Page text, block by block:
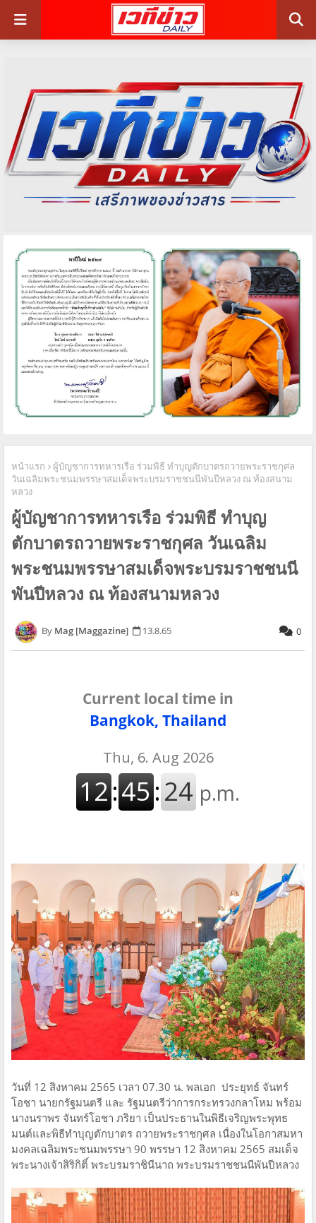
หน้าแรก
ผู้บัญชาการทหารเรือ ร่วมพิธี ทำบุญตักบาตรถวายพระราชกุศล
วันเฉลิมพระชนมพรรษาสมเด็จพระบรมราชชนนีพันปีหลวง ณ ท้องสนาม
หลวง
ผู้บัญชาการทหารเรือ ร่วมพิธี ทำบุญ
ตักบาตรถวายพระราชกุศล วันเฉลิม
พระชนมพรรษาสมเด็จพระบรมราชชนนี
พันปีหลวง ณ ท้องสนามหลวง
Mag [Maggazine] 13.8.65 0
Current local time in
Bangkok, Thailand
วันที่ 12 สิงหาคม 2565 เวลา 07.30 น. พลเอก ประยุทธ์ จันทร์
โอชา นายกรัฐมนตรี และ รัฐมนตรีว่าการกระทรวงกลาโหม พร้อม
นางนราพร จันทร์โอชา ภริยา เป็นประธานในพิธีเจริญพระพุทธ
มนต์และพิธีทำบุญตักบาตร ถวายพระราชกุศล เนื่องในโอกาสมหา
มงคลเฉลิมพระชนมพรรษา 90 พรรษา 12 สิงหาคม 2565 สมเด็จ
พระนางเจ้าสิริกิติ์ พระบรมราชินีนาถ พระบรมราชชนนีพันปีหลวง